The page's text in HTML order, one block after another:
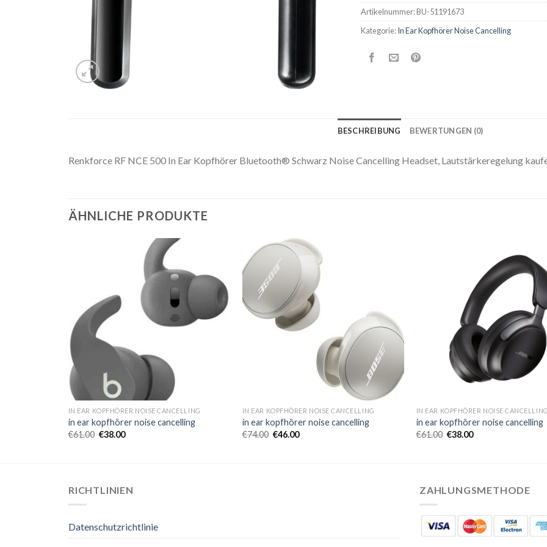
Artikelnummer:BU-51191673
Kategorie:In Ear Kopfhörer Noise Cancelling
BESCHREIBUNG BEWERTUNGEN (0)
Renkforce RF NCE 500 In Ear Kopfhörer Bluetooth® Schwarz Noise Cancelling Headset, Lautstärkeregelung
ÄHNLICHE PRODUKTE
IN EAR KOPFHÖRER NOISE CANCELLING
in ear kopfhörer noise cancelling
€61.00 €38.00
IN EAR KOPFHÖRER NOISE CANCELLING
in ear kopfhörer noise cancelling
€74.00 €46.00
IN EAR KOPFHÖRER NOISE
in ear kopfhörer noise cancelling
€61.00 €38.00
RICHTLINIEN
Datenschutzrichtlinie
ZAHLUNGSMETHODE